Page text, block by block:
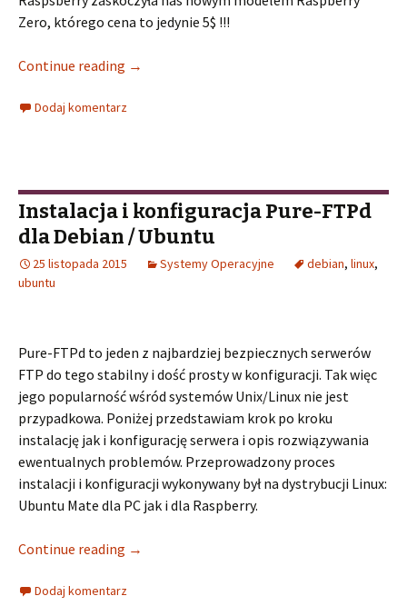
Zero, którego cena to jedynie 5$ !!!
Continue reading →
Dodaj komentarz
Instalacja i konfiguracja Pure-FTPd
dla Debian / Ubuntu
25 listopada 2015 Systemy Operacyjne debian, linux,
ubuntu
Pure-FTPd to jeden z najbardziej bezpiecznych serwerów
FTP do tego stabilny i dość prosty w konfiguracji. Tak więc
jego popularność wśród systemów Unix/Linux nie jest
przypadkowa. Poniżej przedstawiam krok po kroku
instalację jak i konfigurację serwera i opis rozwiązywania
ewentualnych problemów. Przeprowadzony proces
instalacji i konfiguracji wykonywany był na dystrybucji Linux:
Ubuntu Mate dla PC jak i dla Raspberry.
Continue reading →
Dodaj komentarz